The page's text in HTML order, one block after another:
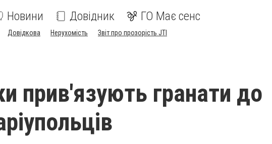
Новини Довідник ГО Має сенс
Довідкова Нерухомість Звіт про прозорість JTI
прив'язують гранати до